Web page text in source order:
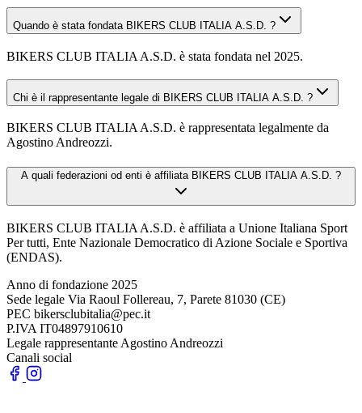
Quando è stata fondata BIKERS CLUB ITALIA A.S.D. ?
BIKERS CLUB ITALIA A.S.D. è stata fondata nel 2025.
Chi è il rappresentante legale di BIKERS CLUB ITALIA A.S.D. ?
BIKERS CLUB ITALIA A.S.D. è rappresentata legalmente da
Agostino Andreozzi.
A quali federazioni od enti è affiliata BIKERS CLUB ITALIA A.S.D. ?
BIKERS CLUB ITALIA A.S.D. è affiliata a Unione Italiana Sport
Per tutti, Ente Nazionale Democratico di Azione Sociale e Sportiva
(ENDAS).
Anno di fondazione 2025
Sede legale Via Raoul Follereau, 7, Parete 81030 (CE)
PEC bikersclubitalia@pec.it
P.IVA IT04897910610
Legale rappresentante Agostino Andreozzi
Canali social